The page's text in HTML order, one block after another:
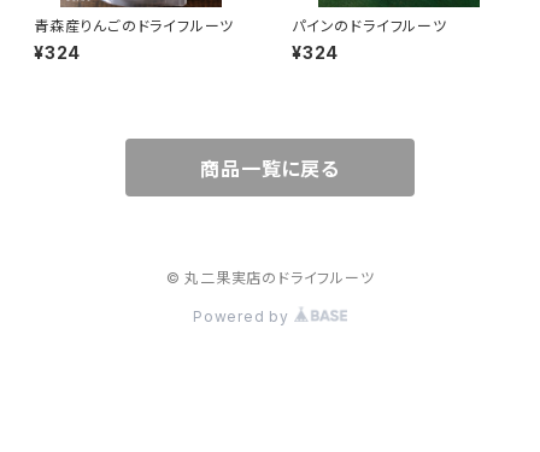
青森産りんごのドライフルーツ
¥324
パインのドライフルーツ
¥324
商品一覧に戻る
© 丸二果実店のドライフルーツ
Powered by